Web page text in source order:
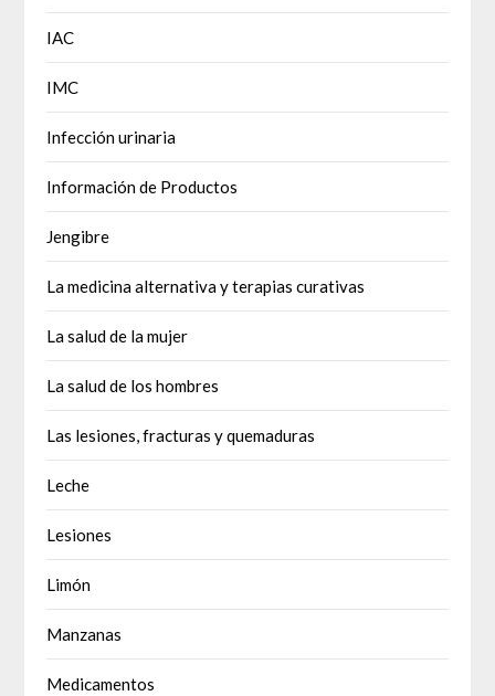
IAC
IMC
Infección urinaria
Información de Productos
Jengibre
La medicina alternativa y terapias curativas
La salud de la mujer
La salud de los hombres
Las lesiones, fracturas y quemaduras
Leche
Lesiones
Limón
Manzanas
Medicamentos